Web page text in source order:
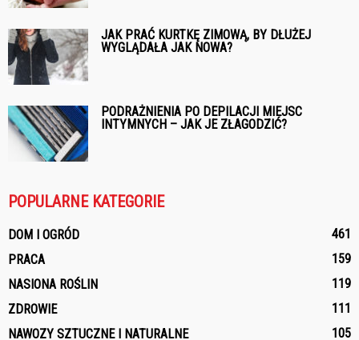
JAK PRAĆ KURTKĘ ZIMOWĄ, BY DŁUŻEJ
WYGLĄDAŁA JAK NOWA?
PODRAŻNIENIA PO DEPILACJI MIEJSC
INTYMNYCH – JAK JE ZŁAGODZIĆ?
POPULARNE KATEGORIE
DOM I OGRÓD
461
PRACA
159
NASIONA ROŚLIN
119
ZDROWIE
111
NAWOZY SZTUCZNE I NATURALNE
105